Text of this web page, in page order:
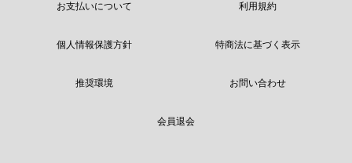
お支払いについて 利用規約
個人情報保護方針 特商法に基づく表示
推奨環境 お問い合わせ
会員退会